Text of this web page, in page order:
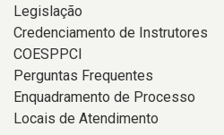
Legislação
Credenciamento de Instrutores
COESPPCI
Perguntas Frequentes
Enquadramento de Processo
Locais de Atendimento